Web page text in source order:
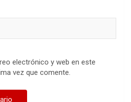
electrónico y web en este
vez que comente.